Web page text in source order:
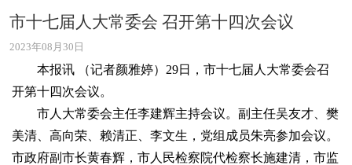
市十七届人大常委会 召开第十四次会议
2023年08月30日
本报讯 （记者颜雅婷）29日，市十七届人大常委会召
开第十四次会议。
市人大常委会主任李建辉主持会议。副主任吴友才、樊
美清、高向荣、赖清正、李文生，党组成员朱亮参加会议。
市政府副市长黄春辉，市人民检察院代检察长施建清，市监